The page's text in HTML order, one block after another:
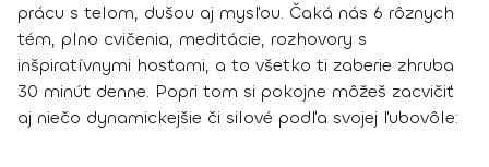
prácu s telom, dušou aj mysľou. Čaká nás 6 rôznych
tém, plno cvičenia, meditácie, rozhovory s
inšpiratívnymi hosťami, a to všetko ti zaberie zhruba
30 minút denne. Popri tom si pokojne môžeš zacvičiť
aj niečo dynamickejšie či silové podľa svojej ľubovôle: